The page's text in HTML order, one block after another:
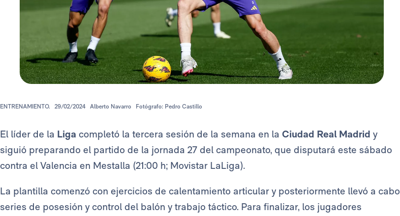
ENTRENAMIENTO. 29/02/2024 Alberto Navarro Fotógrafo: Pedro Castillo
El líder de la Liga completó la tercera sesión de la semana en la Ciudad Real Madrid y
siguió preparando el partido de la jornada 27 del campeonato, que disputará este sábado
contra el Valencia en Mestalla (21:00 h; Movistar LaLiga).
La plantilla comenzó con ejercicios de calentamiento articular y posteriormente llevó a cabo
series de posesión y control del balón y trabajo táctico. Para finalizar, los jugadores